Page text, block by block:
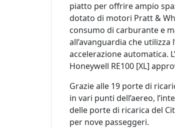
piatto per offrire ampio
dotato di motori Pratt &
consumo di carburante e
all’avanguardia che
accelerazione automatica.
Honeywell RE100 [XL]
Grazie alle 19 porte di
in vari punti dell’aereo,
delle porte di ricarica del
per nove passeggeri.